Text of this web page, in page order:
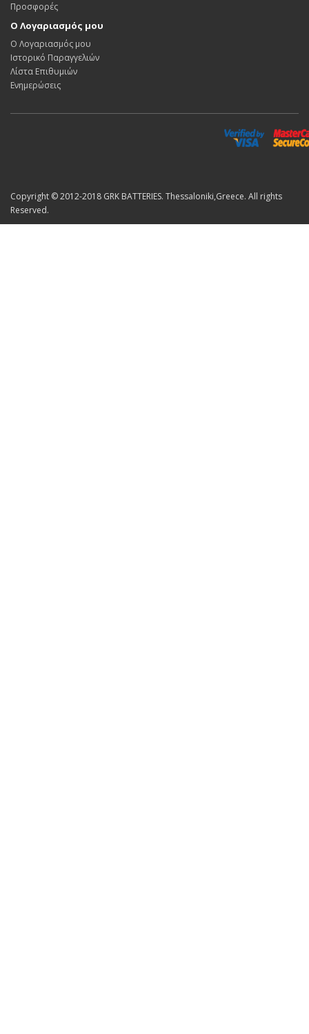
Προσφορές
Ο Λογαριασμός μου
Ο Λογαριασμός μου
Ιστορικό Παραγγελιών
Λίστα Επιθυμιών
Ενημερώσεις
Copyright © 2012-2018 GRK BATTERIES. Thessaloniki,Greece. All rights
Reserved.